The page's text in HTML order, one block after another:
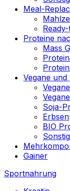
Meal-
Proteine
Mass
Vegane
Soja-
BIO
Gainer
Sportnahrung